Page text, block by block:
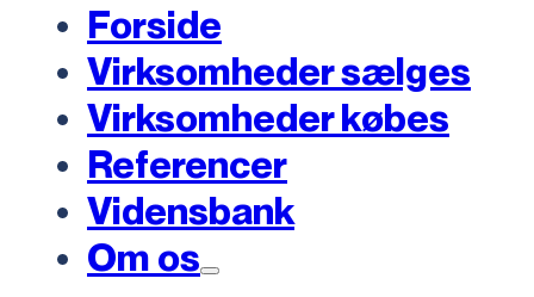
Forside
Virksomheder sælges
Virksomheder købes
Referencer
Vidensbank
Om os